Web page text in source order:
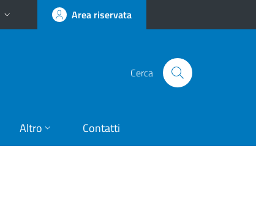
Area riservata
Cerca
Altro Contatti